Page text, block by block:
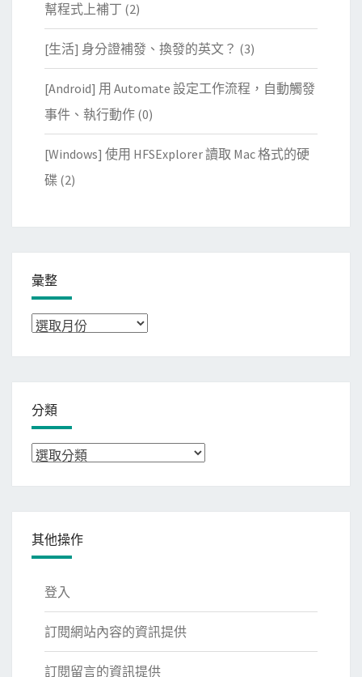
幫程式上補丁 (2)
[生活] 身分證補發、換發的英文？ (3)
[Android] 用 Automate 設定工作流程，自動觸發
事件、執行動作 (0)
[Windows] 使用 HFSExplorer 讀取 Mac 格式的硬
碟 (2)
彙整
彙
分類
分
其他操作
登入
訂閱網站內容的資訊提供
訂閱留言的資訊提供